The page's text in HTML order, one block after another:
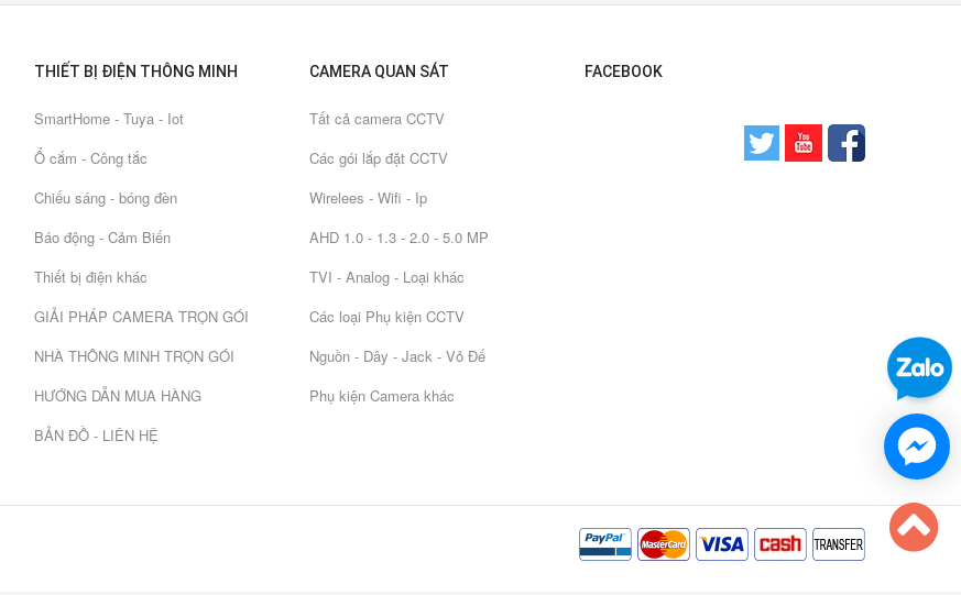
THIẾT BỊ ĐIỆN THÔNG MINH
SmartHome - Tuya - Iot
Ổ cắm - Công tắc
Chiếu sáng - bóng đèn
Báo động - Cảm Biến
Thiết bị điện khác
GIẢI PHÁP CAMERA TRỌN GÓI
NHÀ THÔNG MINH TRỌN GÓI
HƯỚNG DẪN MUA HÀNG
BẢN ĐỒ - LIÊN HỆ
CAMERA QUAN SÁT
Tất cả camera CCTV
Các gói lắp đặt CCTV
Wirelees - Wifi - Ip
AHD 1.0 - 1.3 - 2.0 - 5.0 MP
TVI - Analog - Loại khác
Các loại Phụ kiện CCTV
Nguồn - Dây - Jack - Vỏ Đế
Phụ kiện Camera khác
FACEBOOK